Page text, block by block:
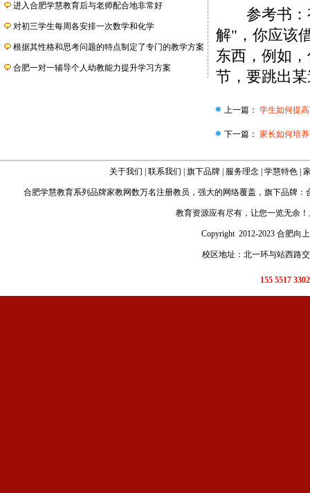
进入合肥学慧教育后与老师配合地非常好
对初三学生每周各安排一次数学和化学
根据其性格和思考问题的特点制定了专门的教学方案
合肥一对一辅导个人幼教能力提升学习方案
参考书：有
解"，你应该
东西，例如
节，要跳出
上一篇： 学生如何提
下一篇： 家长如何培
关于我们 联系我们 旗下品牌 服务理念 学慧特色
合肥学慧教育系列品牌家教网数万名注册教员，强大的网络覆盖，旗下品牌：
教育资源应有尽有，让您一览无余
Copyright 2012-2023 合肥向
校区地址：北一环与站西路
155 5517